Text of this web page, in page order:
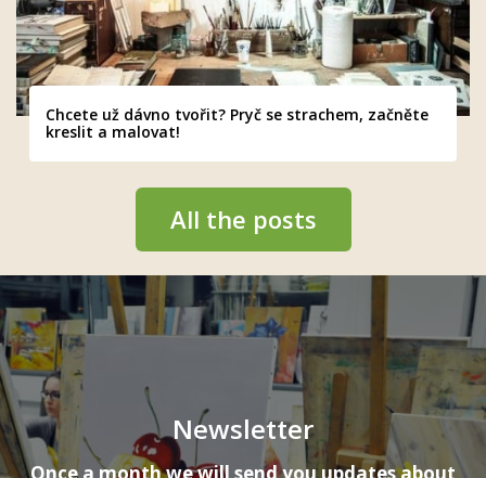
Chcete už dávno tvořit? Pryč se strachem, začněte
kreslit a malovat!
All the posts
Newsletter